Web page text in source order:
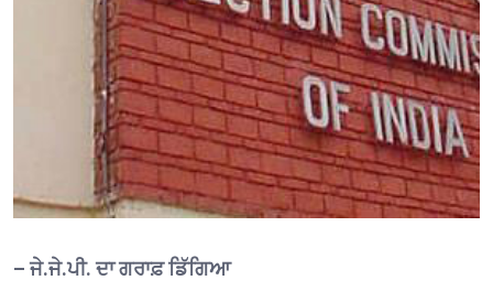
– ਜੇ.ਜੇ.ਪੀ. ਦਾ ਗਰਾਫ਼ ਡਿੱਗਿਆ